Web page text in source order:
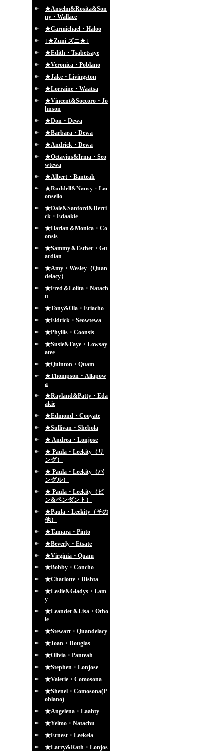
★Anselm&Rosita&Son
ny・Wallace
★Carmichael・Haloo
↓★Zuni ズニ★↓
★Edith・Tsabetsaye
★Veronica・Poblano
★Jake・Livingston
★Lorraine・Waatsa
★Vincent&Soccoro・Jo
hnson
★Don・Dewa
★Barbara・Dewa
★Andrick・Dewa
★Octavius&Irma・Seo
wtewa
★Albert・Banteah
★Ruddell&Nancy・Lac
onsello
★Dale&Sanford&Derri
ck・Edaakie
★Harlan＆Monica・Co
onsis
★Sammy＆Esther・Gu
ardian
★Amy・Wesley（Quan
delacy）
★Fred＆Lolita・Natach
u
★Tony&Ola・Eriacho
★Eldrick・Seowtewa
★Phyllis・Coonsis
★Susie&Faye・Lowsay
atee
★Quinton・Quam
★Thompson・Allapow
a
★Rayland&Patty・Eda
akie
★Edmond・Cooyate
★Sullivan・Shebola
★ Andrea・Lonjose
★ Paula・Leekity（リ
ング）
★ Paula・Leekity（バ
ングル）
★ Paula・Leekity（ピ
ン&ペンダント）
★Paula・Leekity（その
他）
★Tamara・Pinto
★Beverly・Etsate
★Virginia・Quam
★Bobby・Concho
★Charlotte・Dishta
★Leslie&Gladys・Lam
y
★Leander＆Lisa・Otho
le
★Stewart・Quandelacy
★Joan・Douglas
★Olivia・Panteah
★Stephen・Lonjose
★Valerie・Comosona
★Shenel・Comosona(P
oblano)
★Angelena・Laahty
★Yelmo・Natachu
★Ernest・Leekela
★Larry&Rath・Lonjos